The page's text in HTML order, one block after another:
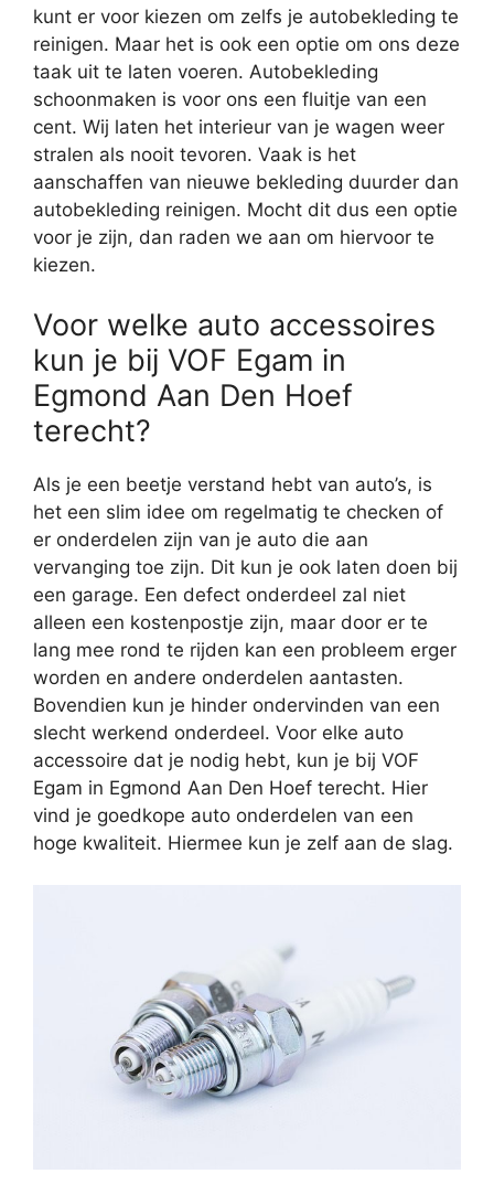
kunt er voor kiezen om zelfs je autobekleding te
reinigen. Maar het is ook een optie om ons deze
taak uit te laten voeren. Autobekleding
schoonmaken is voor ons een fluitje van een
cent. Wij laten het interieur van je wagen weer
stralen als nooit tevoren. Vaak is het
aanschaffen van nieuwe bekleding duurder dan
autobekleding reinigen. Mocht dit dus een optie
voor je zijn, dan raden we aan om hiervoor te
kiezen.
Voor welke auto accessoires
kun je bij VOF Egam in
Egmond Aan Den Hoef
terecht?
Als je een beetje verstand hebt van auto’s, is
het een slim idee om regelmatig te checken of
er onderdelen zijn van je auto die aan
vervanging toe zijn. Dit kun je ook laten doen bij
een garage. Een defect onderdeel zal niet
alleen een kostenpostje zijn, maar door er te
lang mee rond te rijden kan een probleem erger
worden en andere onderdelen aantasten.
Bovendien kun je hinder ondervinden van een
slecht werkend onderdeel. Voor elke auto
accessoire dat je nodig hebt, kun je bij VOF
Egam in Egmond Aan Den Hoef terecht. Hier
vind je goedkope auto onderdelen van een
hoge kwaliteit. Hiermee kun je zelf aan de slag.